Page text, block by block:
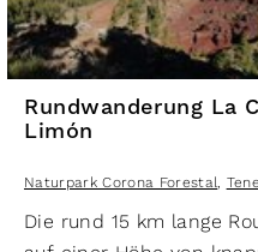
Rundwanderung La
Limón
Naturpark Corona Forestal,
Die rund 15 km lange